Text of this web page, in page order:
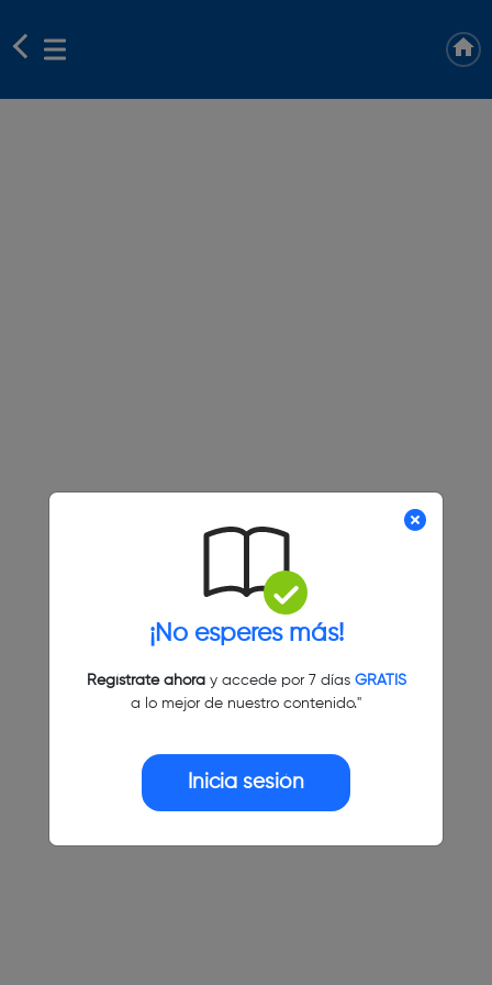
¡No esperes más!
Regístrate ahoray accede por 7 días GRATIS
a lo mejor de nuestro contenido."
Inicia sesión